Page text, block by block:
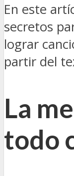
En este
secretos
lograr
partir del
La
todo